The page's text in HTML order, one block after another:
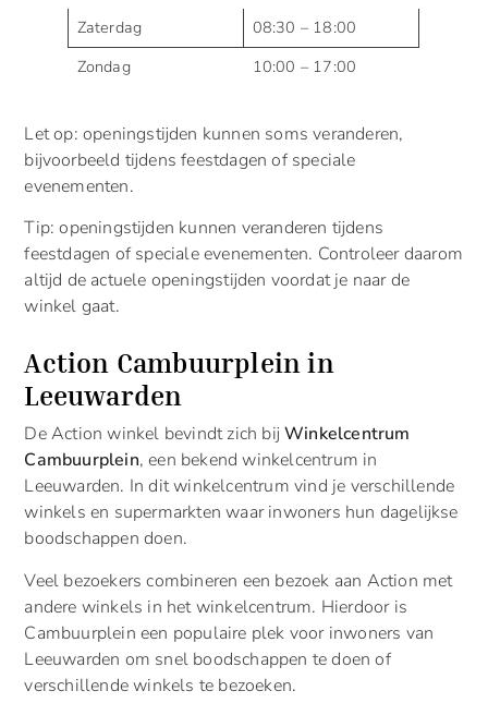
Zaterdag
08:30 – 18:00
Zondag
10:00 – 17:00
Let op: openingstijden kunnen soms veranderen,
bijvoorbeeld tijdens feestdagen of speciale
evenementen.
Tip: openingstijden kunnen veranderen tijdens
feestdagen of speciale evenementen. Controleer daarom
altijd de actuele openingstijden voordat je naar de
winkel gaat.
Action Cambuurplein in
Leeuwarden
De Action winkel bevindt zich bij Winkelcentrum
Cambuurplein, een bekend winkelcentrum in
Leeuwarden. In dit winkelcentrum vind je verschillende
winkels en supermarkten waar inwoners hun dagelijkse
boodschappen doen.
Veel bezoekers combineren een bezoek aan Action met
andere winkels in het winkelcentrum. Hierdoor is
Cambuurplein een populaire plek voor inwoners van
Leeuwarden om snel boodschappen te doen of
verschillende winkels te bezoeken.